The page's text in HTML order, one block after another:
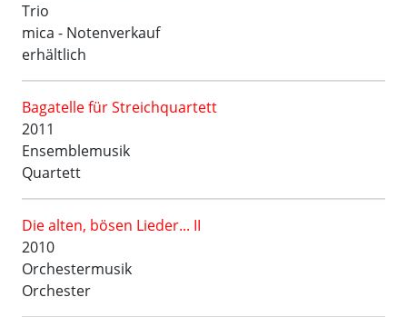
Trio
mica - Notenverkauf
erhältlich
Bagatelle für Streichquartett
2011
Ensemblemusik
Quartett
Die alten, bösen Lieder... II
2010
Orchestermusik
Orchester